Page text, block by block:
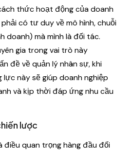
thức hoạt động của doanh
phải có tư duy về mô hình, chuỗi
doanh) mà mình là đối tác.
gia trong vai trò này
đề về quản lý nhân sự, khi
này sẽ giúp doanh nghiệp
và kịp thời đáp ứng nhu cầu
lược
điều quan trọng hàng đầu đối